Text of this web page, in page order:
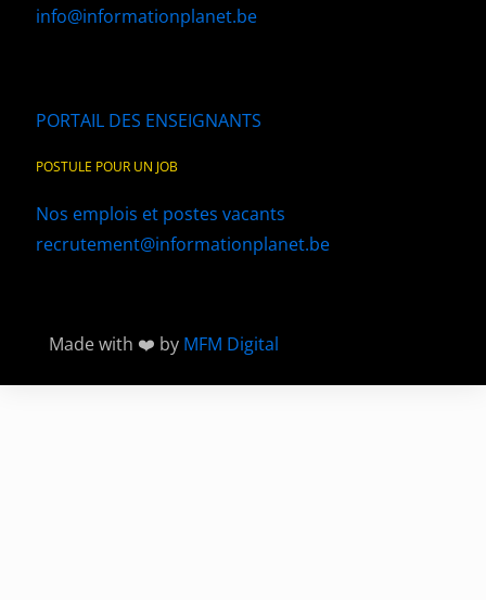
info@informationplanet.be
PORTAIL DES ENSEIGNANTS
POSTULE POUR UN JOB
Nos emplois et postes vacants
recrutement@informationplanet.be
Made with ❤️ by MFM Digital